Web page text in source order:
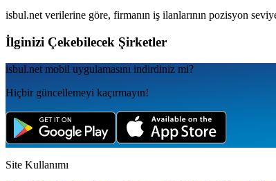
isbul.net verilerine göre, firmanın iş ilanlarının pozisyon
İlginizi Çekebilecek Şirketler
isbul.net mobil uygulamаsını indirdiniz mi?
Hiçbir güncellemeyi kaçırmayın!
Site Kullanımı